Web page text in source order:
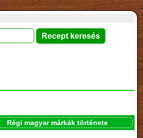
Régi magyar márkák története